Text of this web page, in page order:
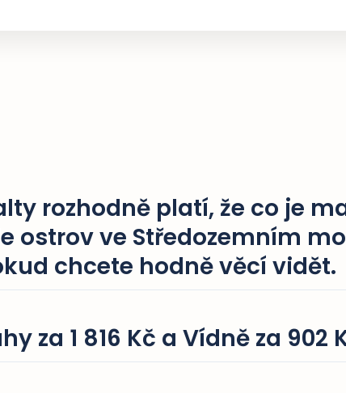
rozhodně platí, že co je
ostrov ve Středozemním
chcete hodně věcí vidět.
za 1 816 Kč a Vídně za 902